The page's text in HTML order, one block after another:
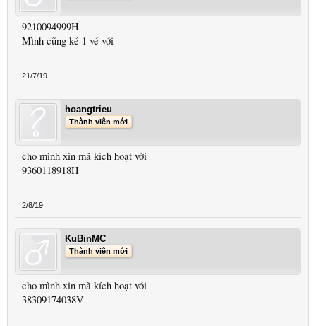
9210094999H
Mình cũng ké 1 vé với
21/7/19
hoangtrieu
Thành viên mới
cho mình xin mã kích hoạt với
9360118918H
2/8/19
KuBinMC
Thành viên mới
cho mình xin mã kích hoạt với
38309174038V